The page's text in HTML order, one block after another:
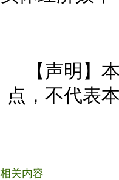
【声明】
点，不代表
相关内容